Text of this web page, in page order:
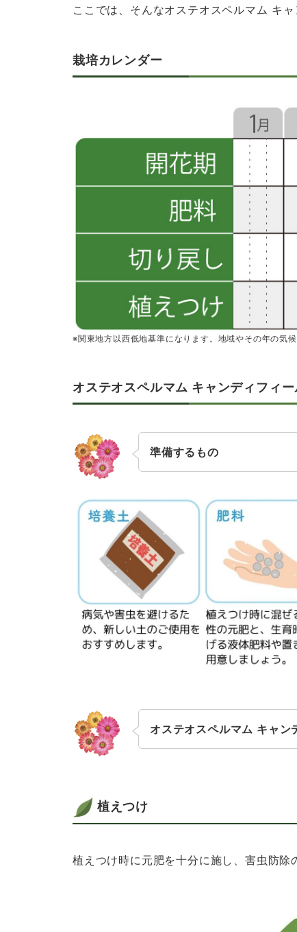
ここでは、そんなオステオスペルマム キ
栽培カレンダー
※関東地方以西低地基準になります。地域やその年の気
オステオスペルマム キャンディフィ
準備するもの
オステオスペルマム キャン
植えつけ
植えつけ時に元肥を十分に施し、害虫防除